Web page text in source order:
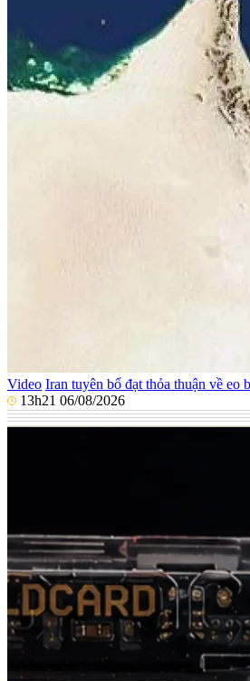
Video Iran tuyên bố đạt thỏa thuận về eo
13h21 06/08/2026